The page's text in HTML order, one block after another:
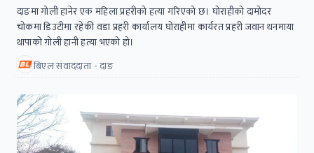
दाङमा गोली हानेर एक महिला प्रहरीको हत्या गरिएको छ। घोराहीको दामोदर
चोकमा डिउटीमा रहेकी वडा प्रहरी कार्यालय घोराहीमा कार्यरत प्रहरी जवान धनमाया
थापाको गोली हानी हत्या भएको हो।
बिएल संवाददाता - दाङ